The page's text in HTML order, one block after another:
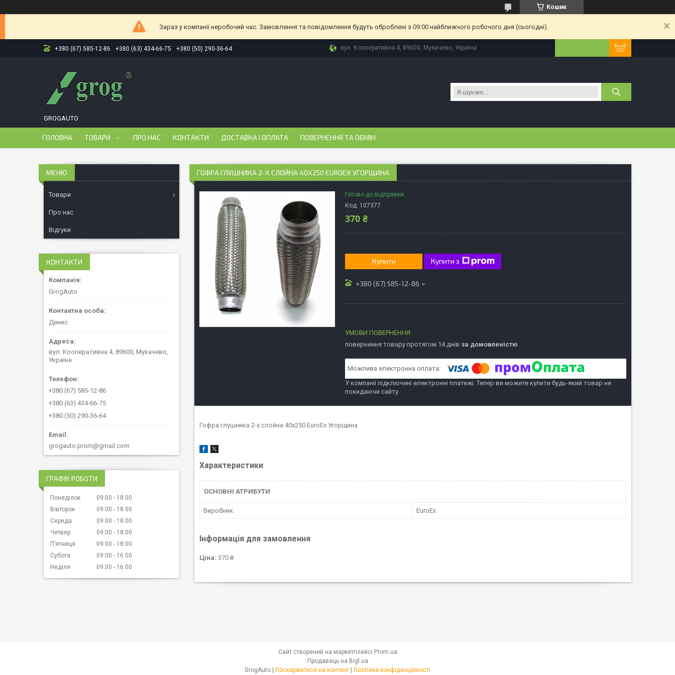
Кошик
Зараз у компанії неробочий час. Замовлення та повідомлення будуть оброблені з 09:00 найближчого робочого дня (сьогодні).
+380 (67) 585-12-86 +380 (63) 434-66-75 +380 (50) 290-36-64 вул. Кооперативна 4, 89600, Мукачево, Україна
GROGAUTO
ГОЛОВНА ТОВАРИ ПРО НАС КОНТАКТИ ДОСТАВКА І ОПЛАТА ПОВЕРНЕННЯ ТА ОБМІН
ГОФРА ГЛУШНИКА 2-Х СЛОЙНА 40X250 EUROEX УГОРЩИНА
Готово до відправки
Код: 107377
370 ₴
Купити Купити з
+380 (67) 585-12-86
повернення товару протягом 14 днів за домовленістю
У компанії підключені електронні платежі. Тепер ви можете купити будь-який товар не
покидаючи сайту.
Гофра глушника 2-х слойна 40x250 EuroEx Угорщина
Характеристики
ОСНОВНІ АТРИБУТИ
Виробник EuroEx
Інформація для замовлення
Ціна: 370 ₴
Товари
Про нас
Відгуки
КОНТАКТИ
GrogAuto
Денис
вул. Кооперативна 4, 89600, Мукачево,
Україна
+380 (67) 585-12-86
+380 (63) 434-66-75
+380 (50) 290-36-64
grogauto.prom@gmail.com
ГРАФІК РОБОТИ
Понеділок 09:00
18:00
Вівторок
09:00
18:00
Середа
09:00
18:00
Четвер
09:00
18:00
Пʼятниця
09:00
18:00
Субота
09:00
16:00
Неділя
09:00 16:00
Сайт створений на маркетплейсі Prom.ua
Продавець на Bigl.ua
GrogAuto | Поскаржитися на контент | Політика конфіденційності